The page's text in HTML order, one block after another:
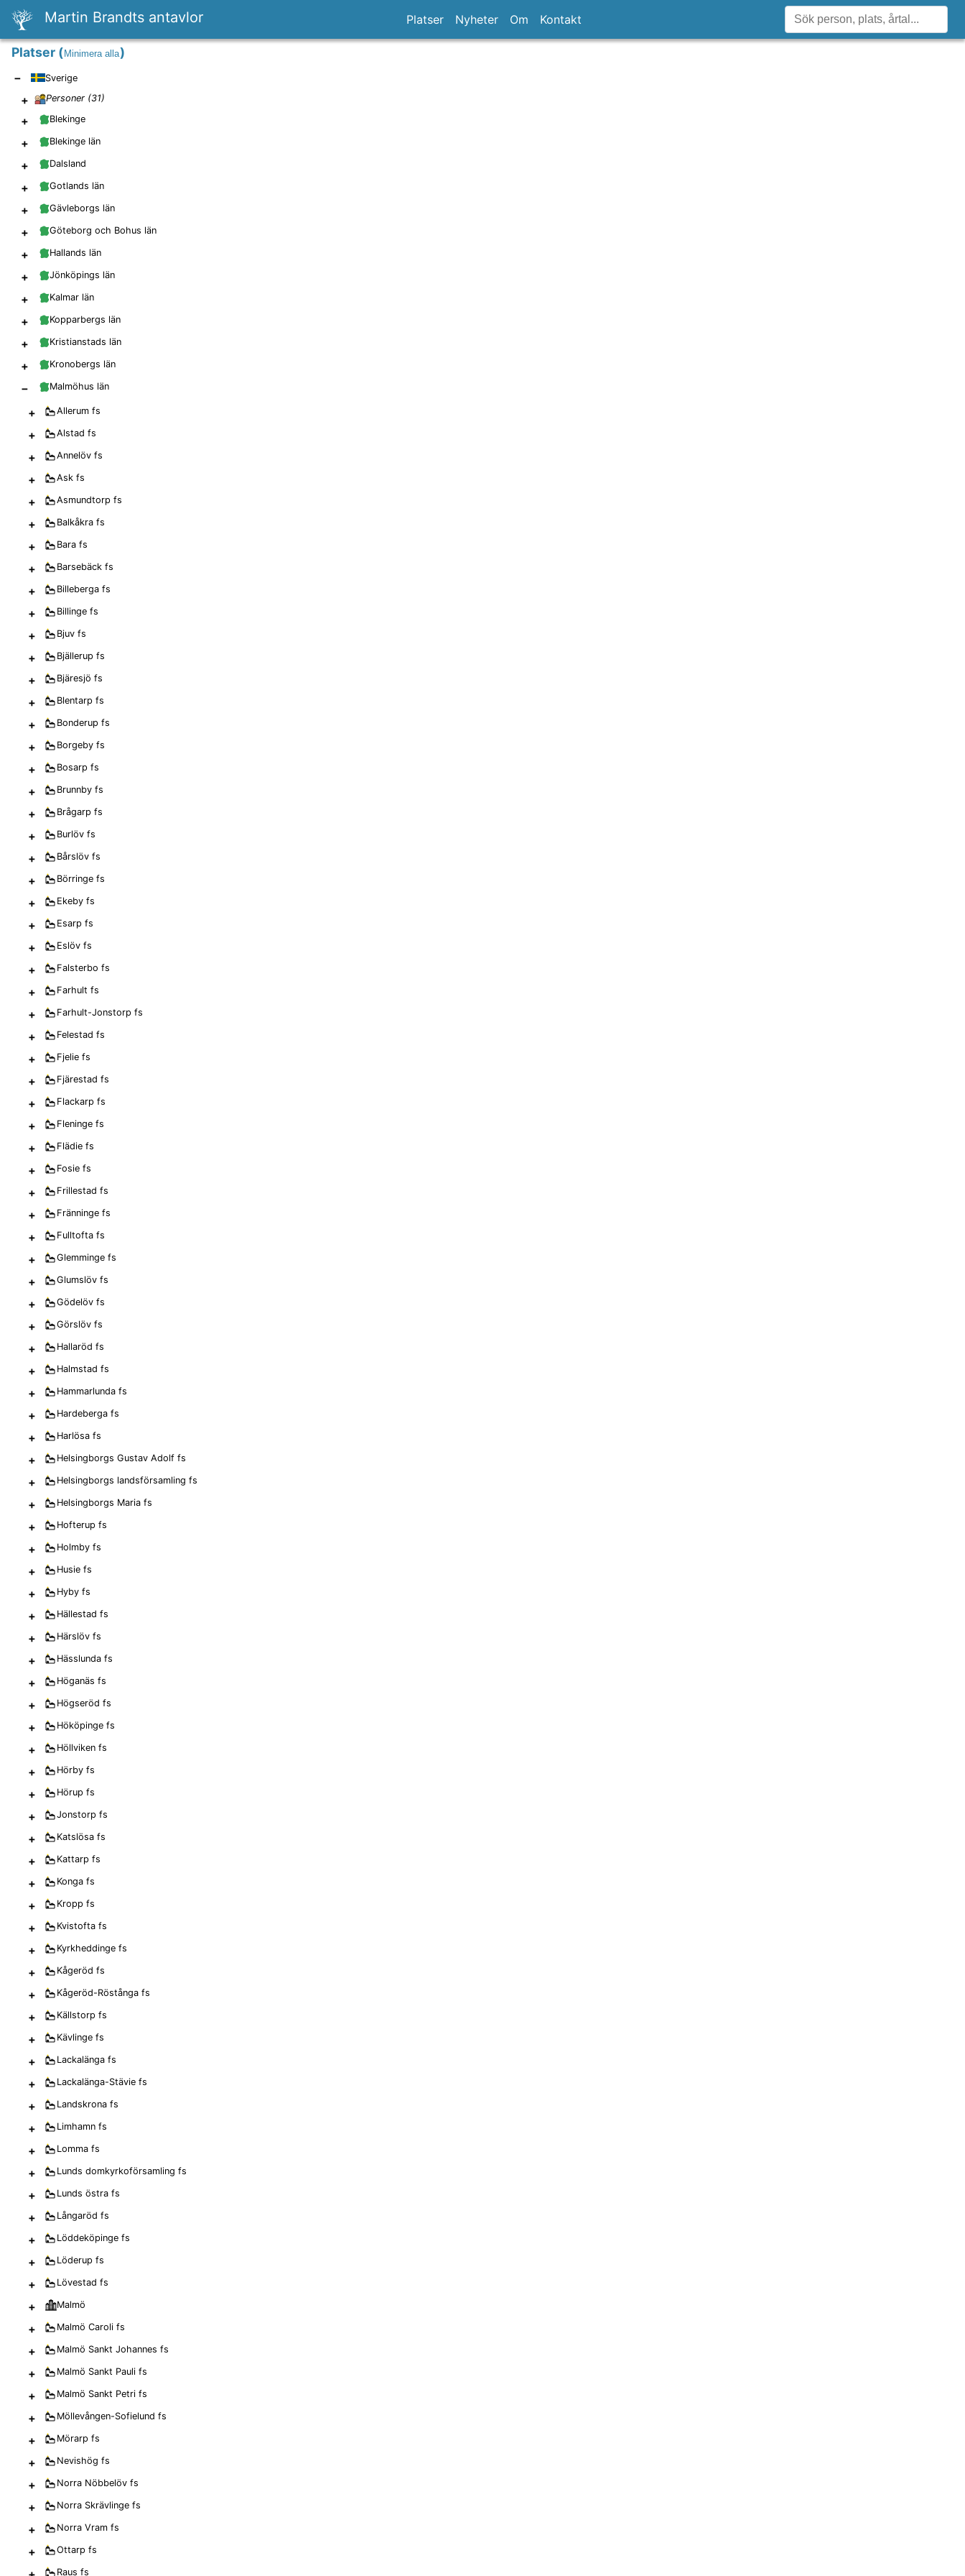
Martin Brandts antavlor Platser Nyheter Om Kontakt
Platser (Minimera alla)
− Sverige
+ Personer (31)
+ Blekinge
+ Blekinge län
+ Dalsland
+ Gotlands län
+ Gävleborgs län
+ Göteborg och Bohus län
+ Hallands län
+ Jönköpings län
+ Kalmar län
+ Kopparbergs län
+ Kristianstads län
+ Kronobergs län
− Malmöhus län
+ Allerum fs
+ Alstad fs
+ Annelöv fs
+ Ask fs
+ Asmundtorp fs
+ Balkåkra fs
+ Bara fs
+ Barsebäck fs
+ Billeberga fs
+ Billinge fs
+ Bjuv fs
+ Bjällerup fs
+ Bjäresjö fs
+ Blentarp fs
+ Bonderup fs
+ Borgeby fs
+ Bosarp fs
+ Brunnby fs
+ Brågarp fs
+ Burlöv fs
+ Bårslöv fs
+ Börringe fs
+ Ekeby fs
+ Esarp fs
+ Eslöv fs
+ Falsterbo fs
+ Farhult fs
+ Farhult-Jonstorp fs
+ Felestad fs
+ Fjelie fs
+ Fjärestad fs
+ Flackarp fs
+ Fleninge fs
+ Flädie fs
+ Fosie fs
+ Frillestad fs
+ Fränninge fs
+ Fulltofta fs
+ Glemminge fs
+ Glumslöv fs
+ Gödelöv fs
+ Görslöv fs
+ Hallaröd fs
+ Halmstad fs
+ Hammarlunda fs
+ Hardeberga fs
+ Harlösa fs
+ Helsingborgs Gustav Adolf fs
+ Helsingborgs landsförsamling fs
+ Helsingborgs Maria fs
+ Hofterup fs
+ Holmby fs
+ Husie fs
+ Hyby fs
+ Hällestad fs
+ Härslöv fs
+ Hässlunda fs
+ Höganäs fs
+ Högseröd fs
+ Hököpinge fs
+ Höllviken fs
+ Hörby fs
+ Hörup fs
+ Jonstorp fs
+ Katslösa fs
+ Kattarp fs
+ Konga fs
+ Kropp fs
+ Kvistofta fs
+ Kyrkheddinge fs
+ Kågeröd fs
+ Kågeröd-Röstånga fs
+ Källstorp fs
+ Kävlinge fs
+ Lackalänga fs
+ Lackalänga-Stävie fs
+ Landskrona fs
+ Limhamn fs
+ Lomma fs
+ Lunds domkyrkoförsamling fs
+ Lunds östra fs
+ Långaröd fs
+ Löddeköpinge fs
+ Löderup fs
+ Lövestad fs
+ Malmö
+ Malmö Caroli fs
+ Malmö Sankt Johannes fs
+ Malmö Sankt Pauli fs
+ Malmö Sankt Petri fs
+ Möllevången-Sofielund fs
+ Mörarp fs
+ Nevishög fs
+ Norra Nöbbelöv fs
+ Norra Skrävlinge fs
+ Norra Vram fs
+ Ottarp fs
Raus fs